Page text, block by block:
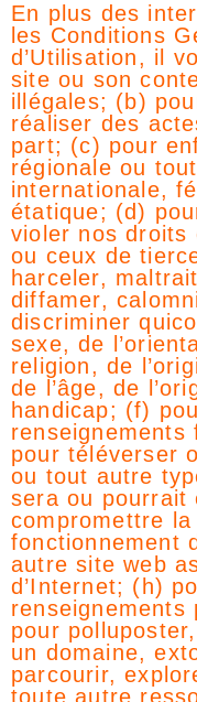
En plus des
les Conditions
d’Utilisation, il
site ou son
illégales; (b)
réaliser des
part; (c) pour
régionale ou
internationale,
étatique; (d)
violer nos droits
ou ceux de
harceler,
diffamer,
discriminer
sexe, de
religion, de
de l’âge, de
handicap; (f)
pour téléverser
ou tout autre
sera ou pourrait
compromettre
fonctionnement
autre site web
d’Internet; (h)
renseignements
pour
un domaine,
parcourir,
toute autre